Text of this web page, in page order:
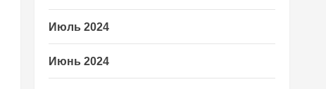
Июль 2024
Июнь 2024